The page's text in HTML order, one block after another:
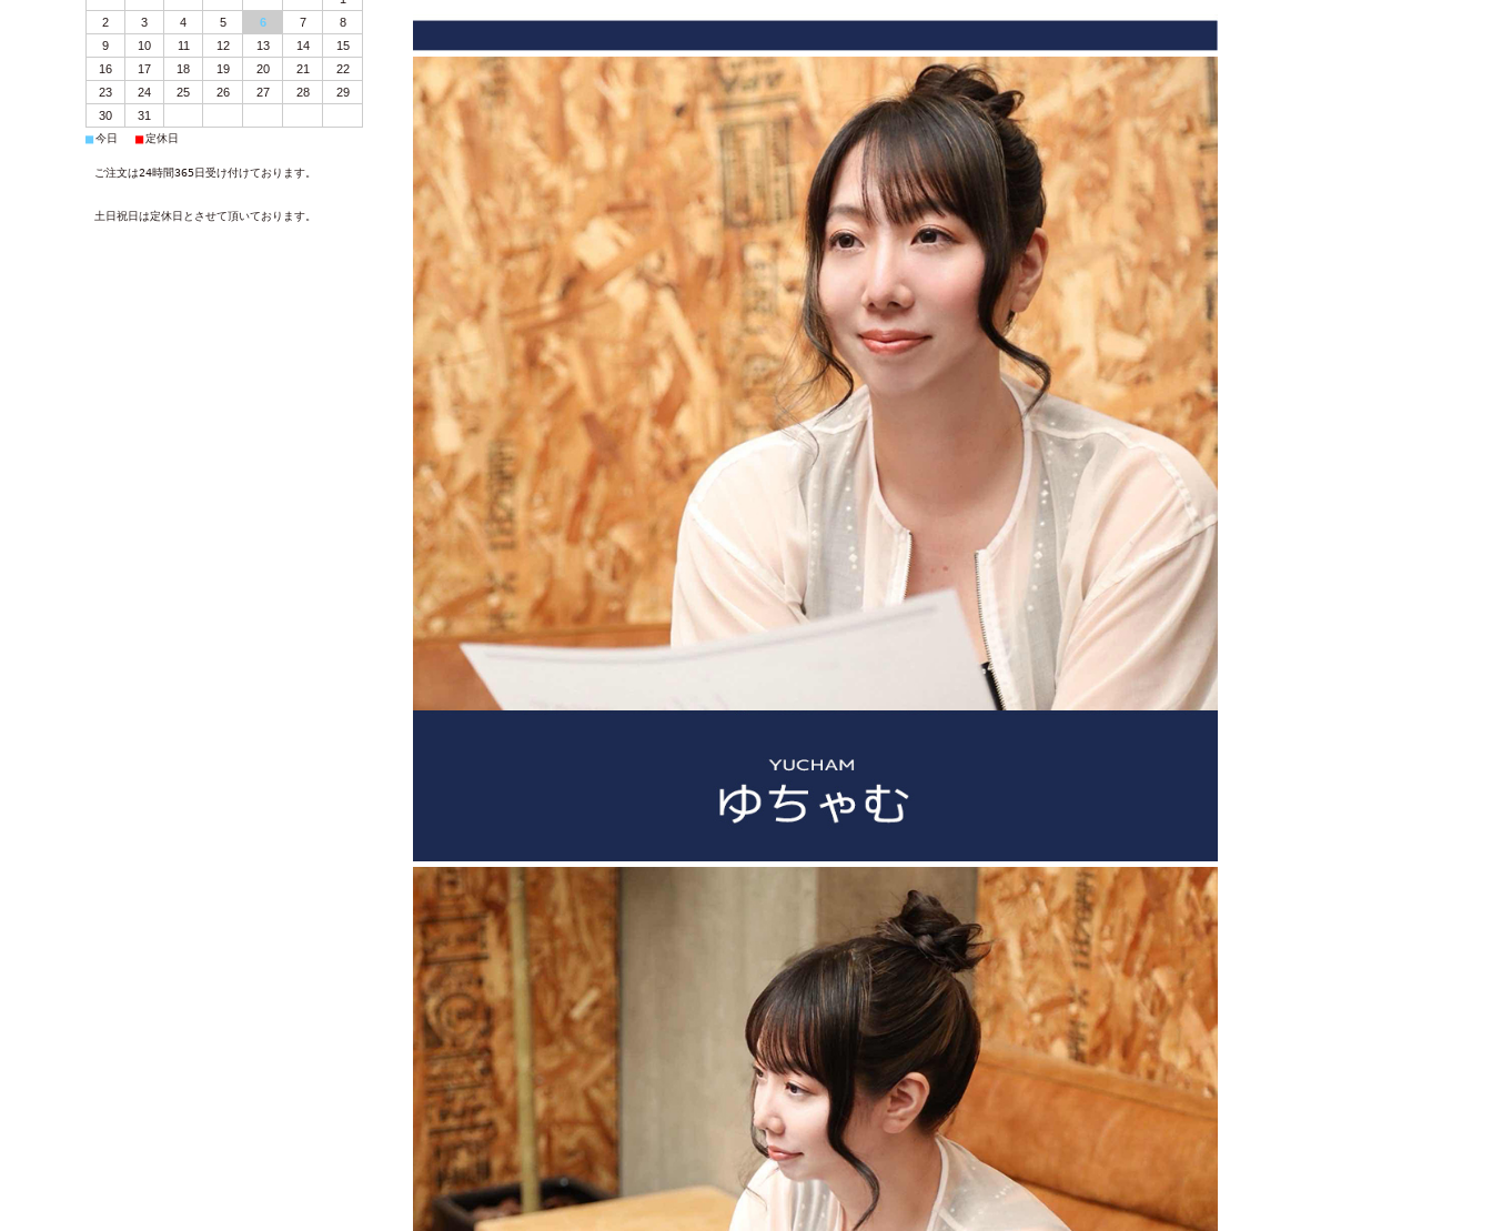
2
3 4 5 6 7
8
9
10 11 12 13 14
15
16
17 18 19 20 21
22
23
24 25 26 27 28
29
30
31
■今日 ■定休日
ご注文は24時間365日受け付けております。
土日祝日は定休日とさせて頂いております。